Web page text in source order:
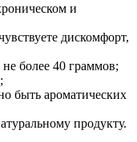
и
дискомфорт,
не более 40 граммов;
быть ароматических
продукту.